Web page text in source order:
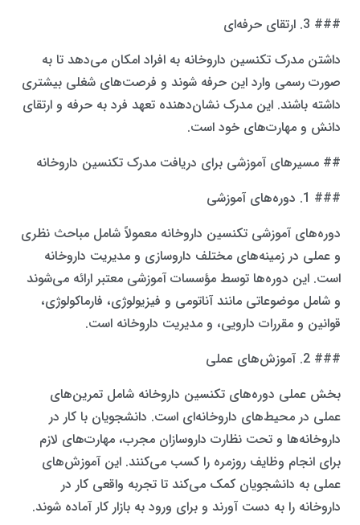
### 3. ارتقای حرفه‌ای
داشتن مدرک تکنسین داروخانه به افراد امکان می‌دهد تا به
صورت رسمی وارد این حرفه شوند و فرصت‌های شغلی بیشتری
داشته باشند. این مدرک نشان‌دهنده تعهد فرد به حرفه و ارتقای
دانش و مهارت‌های خود است.
## مسیرهای آموزشی برای دریافت مدرک تکنسین داروخانه
### 1. دوره‌های آموزشی
دوره‌های آموزشی تکنسین داروخانه معمولاً شامل مباحث نظری
و عملی در زمینه‌های مختلف داروسازی و مدیریت داروخانه
است. این دوره‌ها توسط مؤسسات آموزشی معتبر ارائه می‌شوند
و شامل موضوعاتی مانند آناتومی و فیزیولوژی، فارماکولوژی،
قوانین و مقررات دارویی، و مدیریت داروخانه است.
### 2. آموزش‌های عملی
بخش عملی دوره‌های تکنسین داروخانه شامل تمرین‌های
عملی در محیط‌های داروخانه‌ای است. دانشجویان با کار در
داروخانه‌ها و تحت نظارت داروسازان مجرب، مهارت‌های لازم
برای انجام وظایف روزمره را کسب می‌کنند. این آموزش‌های
عملی به دانشجویان کمک می‌کند تا تجربه واقعی کار در
داروخانه را به دست آورند و برای ورود به بازار کار آماده شوند.